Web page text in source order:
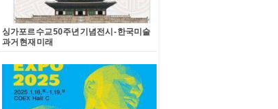
싱가포르 수교 50주년 기념전시 - 한국미술
과거 현재 미래